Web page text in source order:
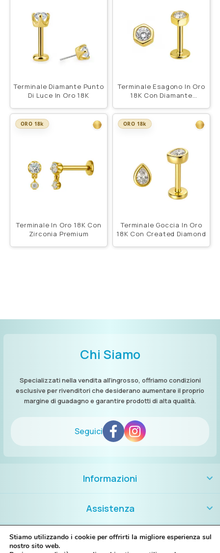
Terminale Diamante Punto
Di Luce In Oro 18K
Terminale Esagono In Oro
18K Con Diamante
ORO 18k
Terminale In Oro 18K Con
Zirconia Premium
ORO 18k
Terminale Goccia In Oro
18K Con Created Diamond
Chi Siamo
Specializzati nella vendita all’ingrosso, offriamo condizioni
esclusive per rivenditori che desiderano aumentare il proprio
margine di guadagno e garantire prodotti di alta qualità.
Seguici
Informazioni
Assistenza
Contatti
Stiamo utilizzando i cookie per offrirti la migliore esperienza sul
nostro sito web.